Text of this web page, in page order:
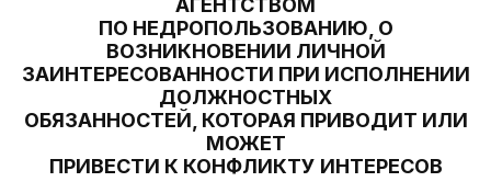
АГЕНТСТВОМ
ПО НЕДРОПОЛЬЗОВАНИЮ, О
ВОЗНИКНОВЕНИИ ЛИЧНОЙ
ЗАИНТЕРЕСОВАННОСТИ ПРИ ИСПОЛНЕНИИ
ДОЛЖНОСТНЫХ
ОБЯЗАННОСТЕЙ, КОТОРАЯ ПРИВОДИТ ИЛИ
МОЖЕТ
ПРИВЕСТИ К КОНФЛИКТУ ИНТЕРЕСОВ